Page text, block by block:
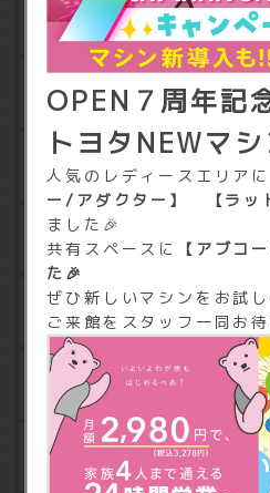
※詳しくはスタッフまでお問い
フリーウ
レディー
フリー
休憩エ
更衣室・
契約ロ
契約ロッカー
OPEN７周年記
トヨタNEWマシ
人気のレディースエリアに
ー/アダクター】 【ラッ
ました🎉
共有スペースに
【アブコ
た🎉
ぜひ新しいマシンをお試
ご来館をスタッフ一同お